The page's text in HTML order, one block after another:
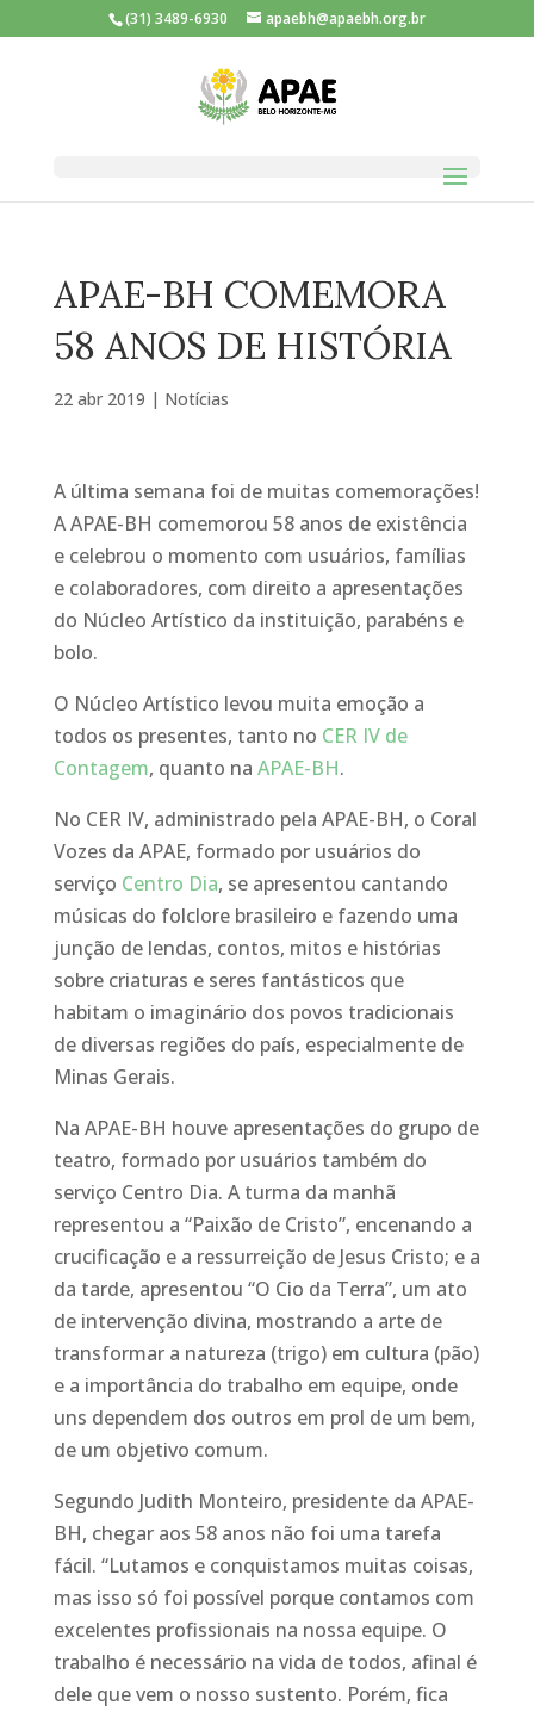
(31) 3489-6930 apaebh@apaebh.org.br
APAE-BH COMEMORA
58 ANOS DE HISTÓRIA
22 abr 2019 | Notícias
A última semana foi de muitas comemorações!
A APAE-BH comemorou 58 anos de existência
e celebrou o momento com usuários, famílias
e colaboradores, com direito a apresentações
do Núcleo Artístico da instituição, parabéns e
bolo.
O Núcleo Artístico levou muita emoção a
todos os presentes, tanto no CER IV de
Contagem, quanto na APAE-BH.
No CER IV, administrado pela APAE-BH, o Coral
Vozes da APAE, formado por usuários do
serviço Centro Dia, se apresentou cantando
músicas do folclore brasileiro e fazendo uma
junção de lendas, contos, mitos e histórias
sobre criaturas e seres fantásticos que
habitam o imaginário dos povos tradicionais
de diversas regiões do país, especialmente de
Minas Gerais.
Na APAE-BH houve apresentações do grupo de
teatro, formado por usuários também do
serviço Centro Dia. A turma da manhã
representou a “Paixão de Cristo”, encenando a
crucificação e a ressurreição de Jesus Cristo; e a
da tarde, apresentou “O Cio da Terra”, um ato
de intervenção divina, mostrando a arte de
transformar a natureza (trigo) em cultura (pão)
e a importância do trabalho em equipe, onde
uns dependem dos outros em prol de um bem,
de um objetivo comum.
Segundo Judith Monteiro, presidente da APAE-
BH, chegar aos 58 anos não foi uma tarefa
fácil. “Lutamos e conquistamos muitas coisas,
mas isso só foi possível porque contamos com
excelentes profissionais na nossa equipe. O
trabalho é necessário na vida de todos, afinal é
dele que vem o nosso sustento. Porém, fica